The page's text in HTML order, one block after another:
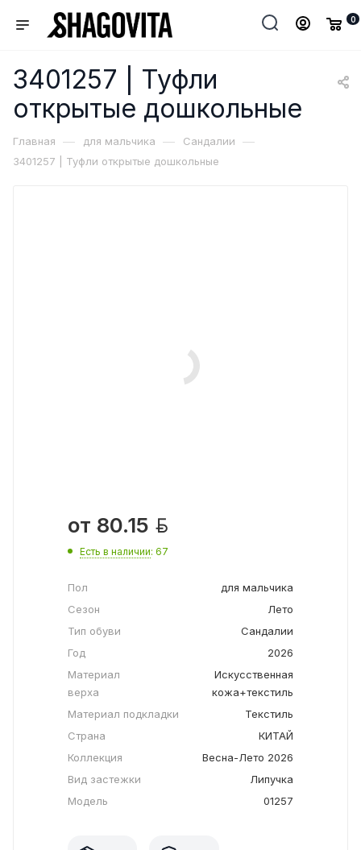
0
3401257 | Туфли
открытые дошкольные
Главная — для мальчика — Сандалии —
3401257 | Туфли открытые дошкольные
от 80.15 
Есть в наличии: 67
Пол
для мальчика
Сезон
Лето
Тип обуви
Сандалии
Год
2026
Материал
верха
Искусственная
кожа+текстиль
Материал подкладки
Текстиль
Страна
КИТАЙ
Коллекция
Весна-Лето 2026
Вид застежки
Липучка
Модель
01257